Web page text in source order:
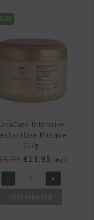
8oz
aantal
2.00
Intensive
Masque
227g
Oorspronkelijke
was:
€13.95Huidige
prijs
is:
incl.
KeraCare
- +